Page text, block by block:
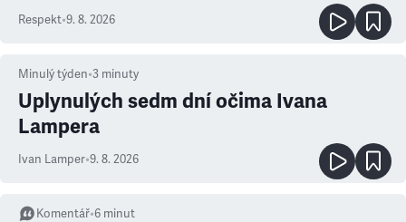
Respekt•9. 8. 2026
Minulý týden•3 minuty
Uplynulých sedm dní očima Ivana
Lampera
Ivan Lamper•9. 8. 2026
Komentář•6 minut